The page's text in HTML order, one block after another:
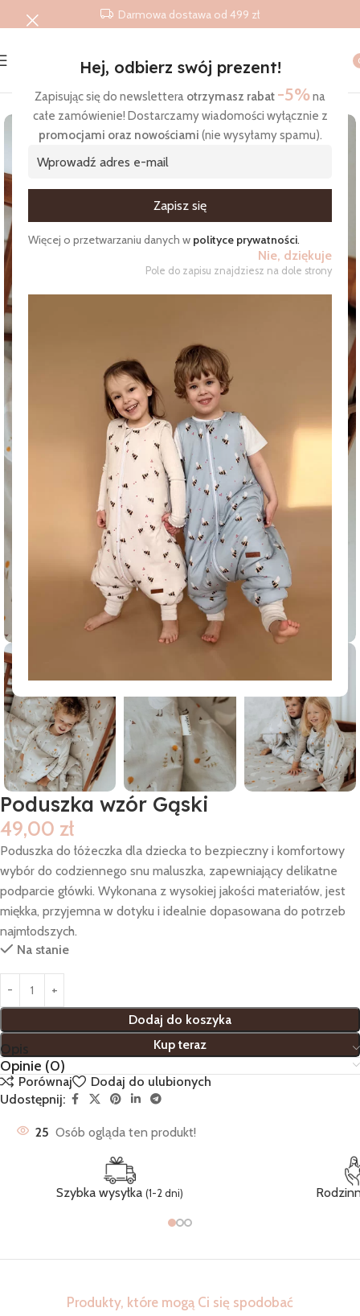
Hej, odbierz swój prezent!
Zapisując się do newslettera otrzymasz rabat -5%na
całe zamówienie! Dostarczamy wiadomości wyłącznie z
promocjami oraz nowościami (nie wysyłamy spamu).
Więcej o przetwarzaniu danych w polityce prywatności.
Nie, dziękuje
Pole do zapisu znajdziesz na dole strony
Darmowa dostawa od 499 zł
Produkty / Poduszka wzór Gąski
Click to enlarge
Poduszka wzór Gąski
49,00 zł
Poduszka do łóżeczka dla dziecka to bezpieczny i komfortowy
wybór do codziennego snu maluszka, zapewniający delikatne
podparcie główki. Wykonana z wysokiej jakości materiałów, jest
miękka, przyjemna w dotyku i idealnie dopasowana do potrzeb
najmłodszych.
Na stanie
Dodaj do koszyka
Kup teraz
Opis
Opinie (0)
Porównaj
Dodaj do ulubionych
Udostępnij:
25 Osób ogląda ten produkt!
Szybka wysyłka(1-2 dni)
Produkty, które mogą Ci się spodobać